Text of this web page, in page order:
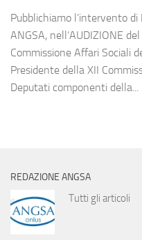
Pubblichiamo l’intervento
ANGSA, nell‘AUDIZIONE
Commissione Affari Sociali
Presidente della XII
Deputati componenti della...
REDAZIONE ANGSA
Tutti gli articoli